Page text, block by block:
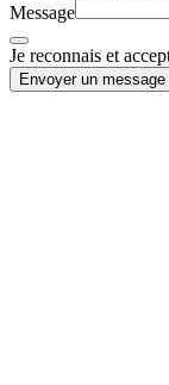
Message
Je reconnais et
Envoyer un message